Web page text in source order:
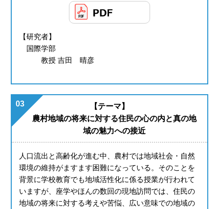
【研究者】
国際学部
教授 吉田 晴彦
03
【テーマ】
農村地域の将来に対する住民の心の内と真の地
域の魅力への接近
人口流出と高齢化が進む中、農村では地域社会・自然
環境の維持がますます困難になっている。そのことを
背景に学校教育でも地域活性化に係る授業が行われて
いますが、座学やほんの数回の現地訪問では、住民の
地域の将来に対する考えや苦悩、広い意味での地域の